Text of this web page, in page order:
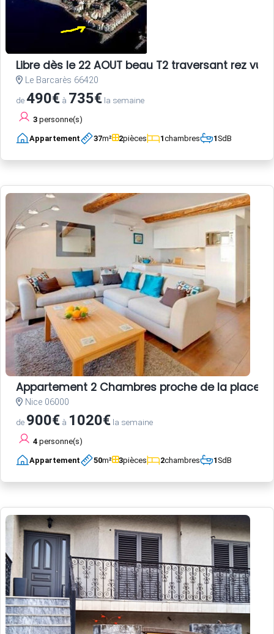
Libre dès le 22 AOUT beau T2 traversant rez
Le Barcarès 66420
de490€ à 735€ la semaine
3 personne(s)
Appartement 37m² 2pièces 1chambres 1SdB
Appartement 2 Chambres proche de la place
Nice 06000
de 900€ à 1020€ la semaine
4 personne(s)
Appartement 50m² 3pièces 2chambres 1SdB